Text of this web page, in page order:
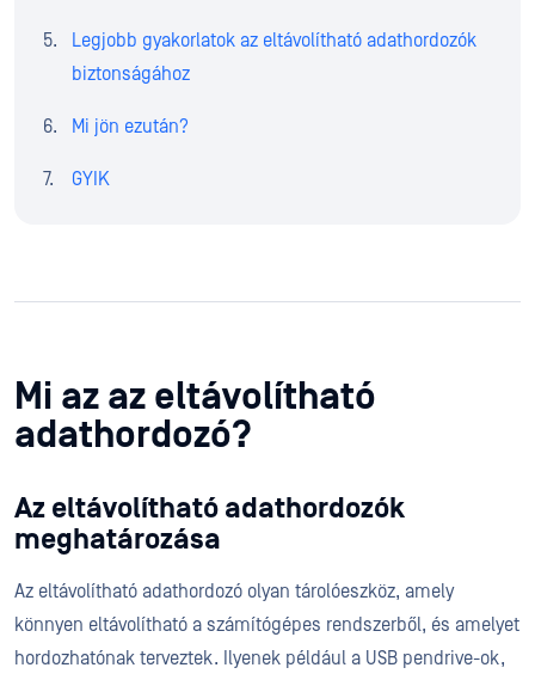
Legjobb gyakorlatok az eltávolítható adathordozók
biztonságához
Mi jön ezután?
GYIK
Mi az az eltávolítható
adathordozó?
Az eltávolítható adathordozók
meghatározása
Az eltávolítható adathordozó olyan tárolóeszköz, amely
könnyen eltávolítható a számítógépes rendszerből, és amelyet
hordozhatónak terveztek. Ilyenek például a USB pendrive-ok,